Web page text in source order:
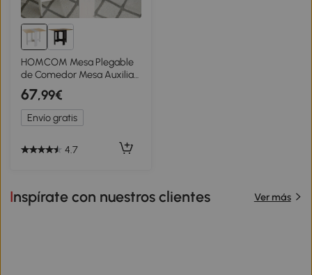
HOMCOM Mesa Plegable
de Comedor Mesa Auxiliar
de Cocina con Alas
Abatibles Ahorra Espacio
Diseño Moderno
103x76x73,5cm Madera
67,99€
Envío gratis
4.7
Inspírate con nuestros clientes Ver más